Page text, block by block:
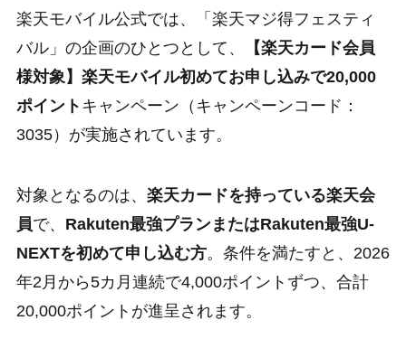
楽天モバイル公式では、「楽天マジ得フェスティ
バル」の企画のひとつとして、
【楽天カード会員
様対象】楽天モバイル初めてお申し込みで20,000
ポイント キャンペーン（キャンペーンコード：
3035）が実施されています。
対象となるのは、 楽天カードを持っている楽天会
員で、 Rakuten最強プランまたはRakuten最強U-
NEXTを初めて申し込む方。条件を満たすと、2026
年2月から5カ月連続で4,000ポイントずつ、合計
20,000ポイントが進呈されます。